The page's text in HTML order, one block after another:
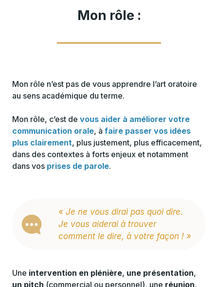
Mon rôle :
Mon rôle n’est pas de vous apprendre l’art oratoire
au sens académique du terme.
Mon rôle, c’est de vous aider à améliorer votre
communication orale, à faire passer vos idées
plus clairement, plus justement, plus efficacement,
dans des contextes à forts enjeux et notamment
dans vos prises de parole.
« Je ne vous dirai pas quoi dire.
Je vous aiderai à trouver
comment le dire, à votre façon ! »
Une intervention en plénière, une présentation,
un pitch (commercial ou personnel), une réunion,